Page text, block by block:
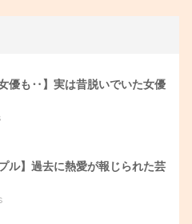
女優も‥】実は昔脱いでいた女優
ル】過去に熱愛が報じられた芸